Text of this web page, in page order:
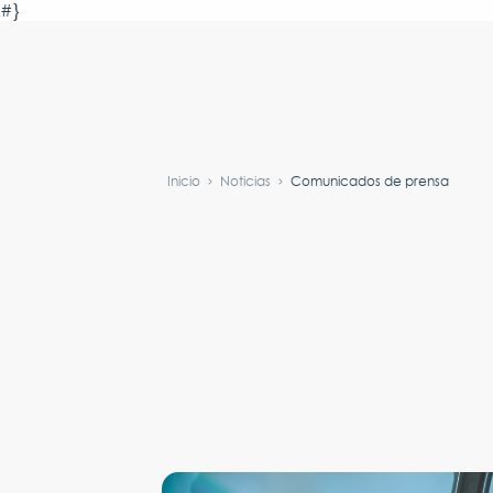
#}
Inicio Noticias Comunicados de prensa